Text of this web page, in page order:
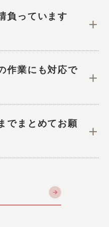
負っています
作業にも対応で
でまとめてお願